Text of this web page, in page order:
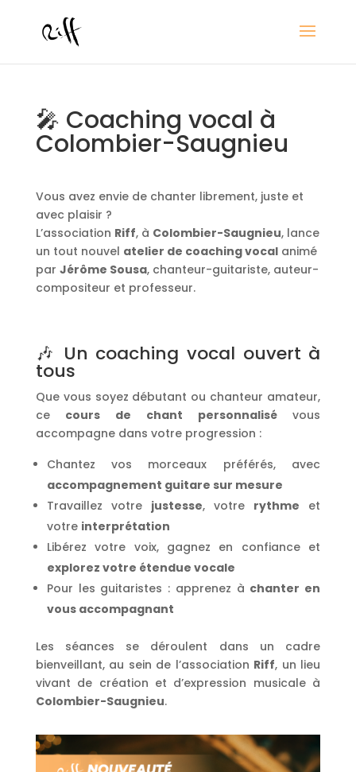
🎤 Coaching vocal à
Colombier-Saugnieu
Vous avez envie de chanter librement, juste et
avec plaisir ?
L’association Riff, à Colombier-Saugnieu, lance
un tout nouvel atelier de coaching vocalanimé
par Jérôme Sousa, chanteur-guitariste, auteur-
compositeur et professeur.
🎶 Un coaching vocal ouvert à
tous
Que vous soyez débutant ou chanteur amateur,
ce cours de chant personnalisévous
accompagne dans votre progression :
Chantez vos morceaux préférés, avec
accompagnement guitare sur mesure
Travaillez votre justesse, votre rythme et
votre interprétation
Libérez votre voix, gagnez en confiance et
explorez votre étendue vocale
Pour les guitaristes : apprenez à chanter en
vous accompagnant
Les séances se déroulent dans un cadre
bienveillant, au sein de l’association Riff, un lieu
vivant de création et d’expression musicale à
Colombier-Saugnieu.